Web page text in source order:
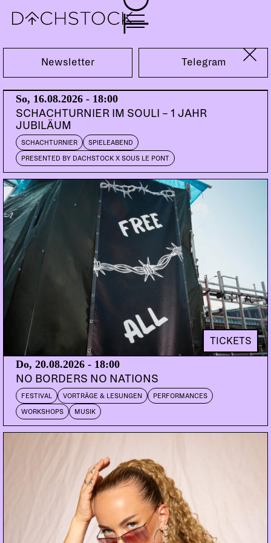
Fr, 27.12.2024
PARTY VIBES
BOUTCHA BWA Paris
MALEFI
MÂNAA
SAHARAA
LAYLA
DOORS:
23:00
VORVERKAUF:
PETZI.CH
ABENDKASSE:
Na, noch ein paar Franzwörtli im Kopf? Einmal
Karibik in den Dachstock. Konjugieren war nie
schon ready ist Baby. Aber versuchen könnt ihr
doch mal, einfach es bisschen schauen, einfach ein
bisschen mitreissen lassen, na? Nur ganz aus
Versehen, na? Ein verspätetes
Weihnachtsgeschenk von uns an euch, MÂNAA b2b
Newsletter Telegram
So, 16.08.2026 - 18:00
SCHACHTURNIER IM SOULI – 1 JAHR
JUBILÄUM
SCHACHTURNIER SPIELEABEND
PRESENTED BY DACHSTOCK X SOUS LE PONT
TICKETS
Do, 20.08.2026 - 18:00
NO BORDERS NO NATIONS
FESTIVAL VORTRÄGE & LESUNGEN PERFORMANCES
WORKSHOPS MUSIK